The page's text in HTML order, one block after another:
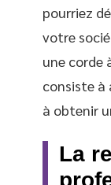
pourriez
votre
une corde
consiste
à obtenir
La